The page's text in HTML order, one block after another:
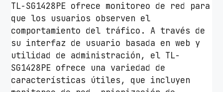
TL-SG1428PE ofrece monitoreo de red para
que los usuarios observen el
comportamiento del tráfico. A través de
su interfaz de usuario basada en web y
utilidad de administración, el TL-
SG1428PE ofrece una variedad de
características útiles, que incluyen